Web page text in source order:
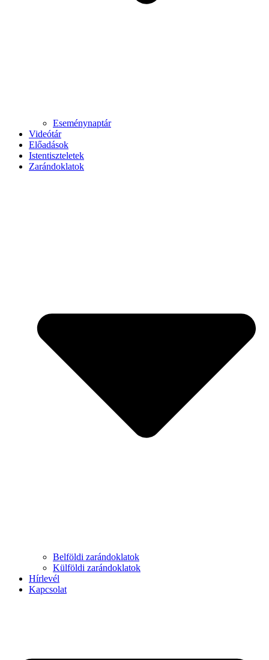
Eseménynaptár
Videótár
Előadások
Istentiszteletek
Zarándoklatok
Belföldi zarándoklatok
Külföldi zarándoklatok
Hírlevél
Kapcsolat